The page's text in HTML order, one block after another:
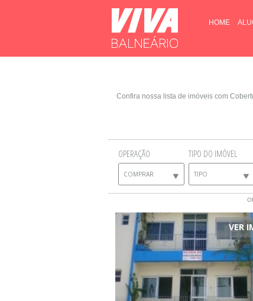
HOME
Confira nossa lista de imóveis com
OPERAÇÃO
COMPRAR
TIPO DO IMÓVEL
TIPO
VER